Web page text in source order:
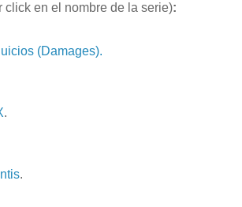
click en el nombre de la serie):
(Damages).
.
.